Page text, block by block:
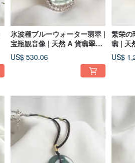
氷波種ブルーウォーター翡翠 |
宝瓶観音像 | 天然 A 貨翡翠ペ
ンダントネックレス
US$ 530.06
繁栄の
翡 | 天
ンダン
US$